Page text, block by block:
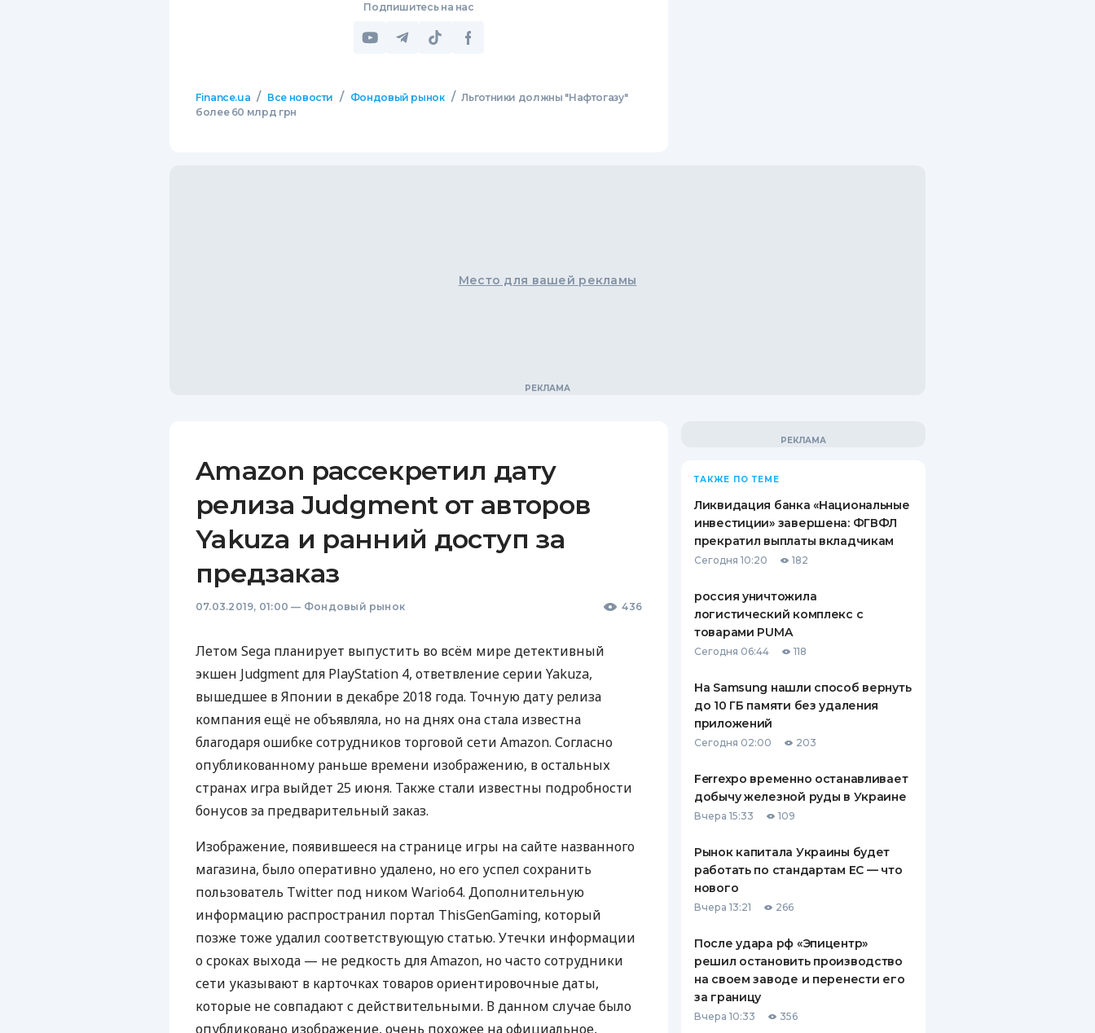
Подпишитесь на нас
Finance.ua / Все новости / Фондовый рынок / Льготники должны "Нафтогазу"
более 60 млрд грн
Место для вашей рекламы
Amazon рассекретил дату
релиза Judgment от авторов
Yakuza и ранний доступ за
предзаказ
07.03.2019, 01:00 — Фондовый рынок 436
Летом Sega планирует выпустить во всём мире детективный
экшен Judgment для PlayStation 4, ответвление серии Yakuza,
вышедшее в Японии в декабре 2018 года. Точную дату релиза
компания ещё не объявляла, но на днях она стала известна
благодаря ошибке сотрудников торговой сети Amazon. Согласно
опубликованному раньше времени изображению, в остальных
странах игра выйдет 25 июня. Также стали известны подробности
бонусов за предварительный заказ.
Изображение, появившееся на странице игры на сайте названного
магазина, было оперативно удалено, но его успел сохранить
пользователь Twitter под ником Wario64. Дополнительную
информацию распространил портал ThisGenGaming, который
позже тоже удалил соответствующую статью. Утечки информации
о сроках выхода — не редкость для Amazon, но часто сотрудники
сети указывают в карточках товаров ориентировочные даты,
которые не совпадают с действительными. В данном случае было
опубликовано изображение, очень похожее на официальное,
ТАКЖЕ ПО ТЕМЕ
Ликвидация банка «Национальные
инвестиции» завершена: ФГВФЛ
прекратил выплаты вкладчикам
Сегодня 10:20 182
россия уничтожила
логистический комплекс с
товарами PUMA
Сегодня 06:44 118
На Samsung нашли способ вернуть
до 10 ГБ памяти без удаления
приложений
Сегодня 02:00 203
Ferrexpo временно останавливает
добычу железной руды в Украине
Вчера 15:33 109
Рынок капитала Украины будет
работать по стандартам ЕС — что
нового
Вчера 13:21 266
После удара рф «Эпицентр»
решил остановить производство
на своем заводе и перенести его
за границу
Вчера 10:33 356